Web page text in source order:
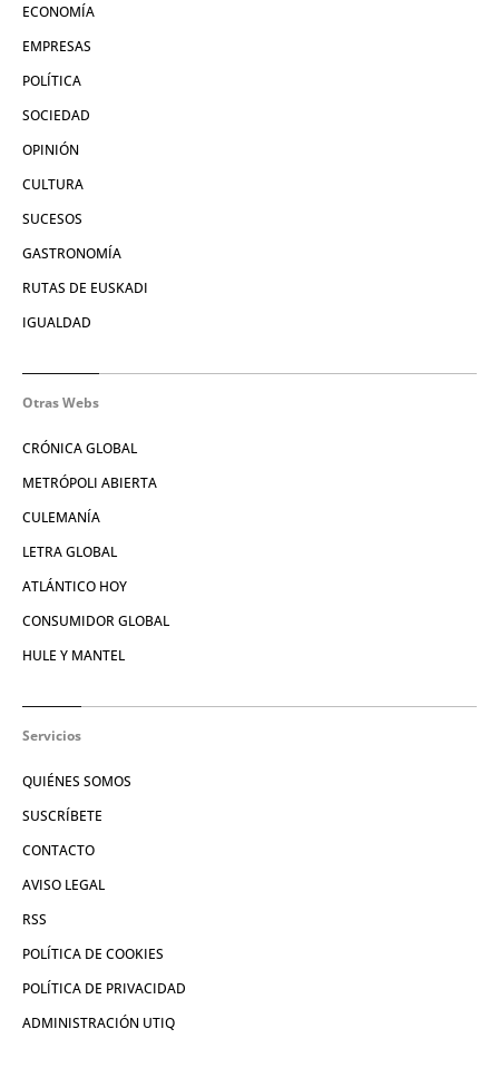
ECONOMÍA
EMPRESAS
POLÍTICA
SOCIEDAD
OPINIÓN
CULTURA
SUCESOS
GASTRONOMÍA
RUTAS DE EUSKADI
IGUALDAD
Otras Webs
CRÓNICA GLOBAL
METRÓPOLI ABIERTA
CULEMANÍA
LETRA GLOBAL
ATLÁNTICO HOY
CONSUMIDOR GLOBAL
HULE Y MANTEL
Servicios
QUIÉNES SOMOS
SUSCRÍBETE
CONTACTO
AVISO LEGAL
RSS
POLÍTICA DE COOKIES
POLÍTICA DE PRIVACIDAD
ADMINISTRACIÓN UTIQ